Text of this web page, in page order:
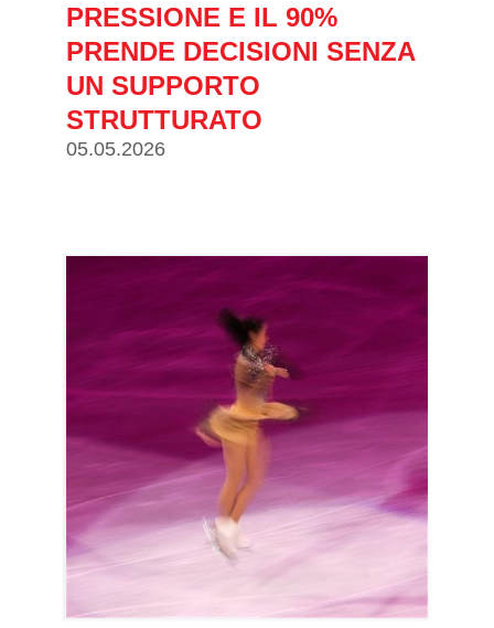
PRESSIONE E IL 90%
PRENDE DECISIONI SENZA
UN SUPPORTO
STRUTTURATO
05.05.2026